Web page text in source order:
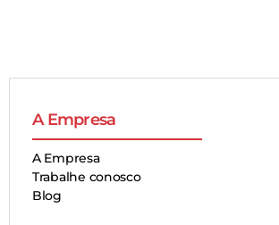
A Empresa
A Empresa
Trabalhe conosco
Blog